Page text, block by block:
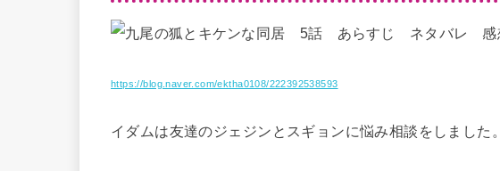
https://blog.naver.com/ektha0108/222392538593
イダムは友達のジェジンとスギョンに悩み相談をしました。